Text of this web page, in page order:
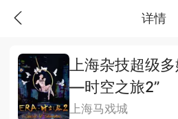
详情
上海杂技超级
—时空之旅2”
上海马戏城